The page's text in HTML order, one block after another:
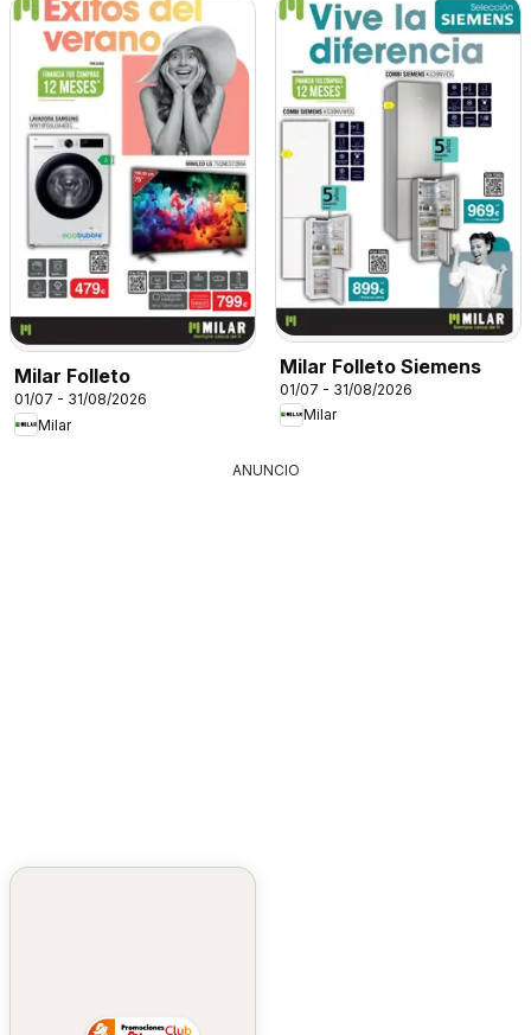
Milar Folleto
01/07 - 31/08/2026
Milar
Milar Folleto Siemens
01/07 - 31/08/2026
Milar
ANUNCIO